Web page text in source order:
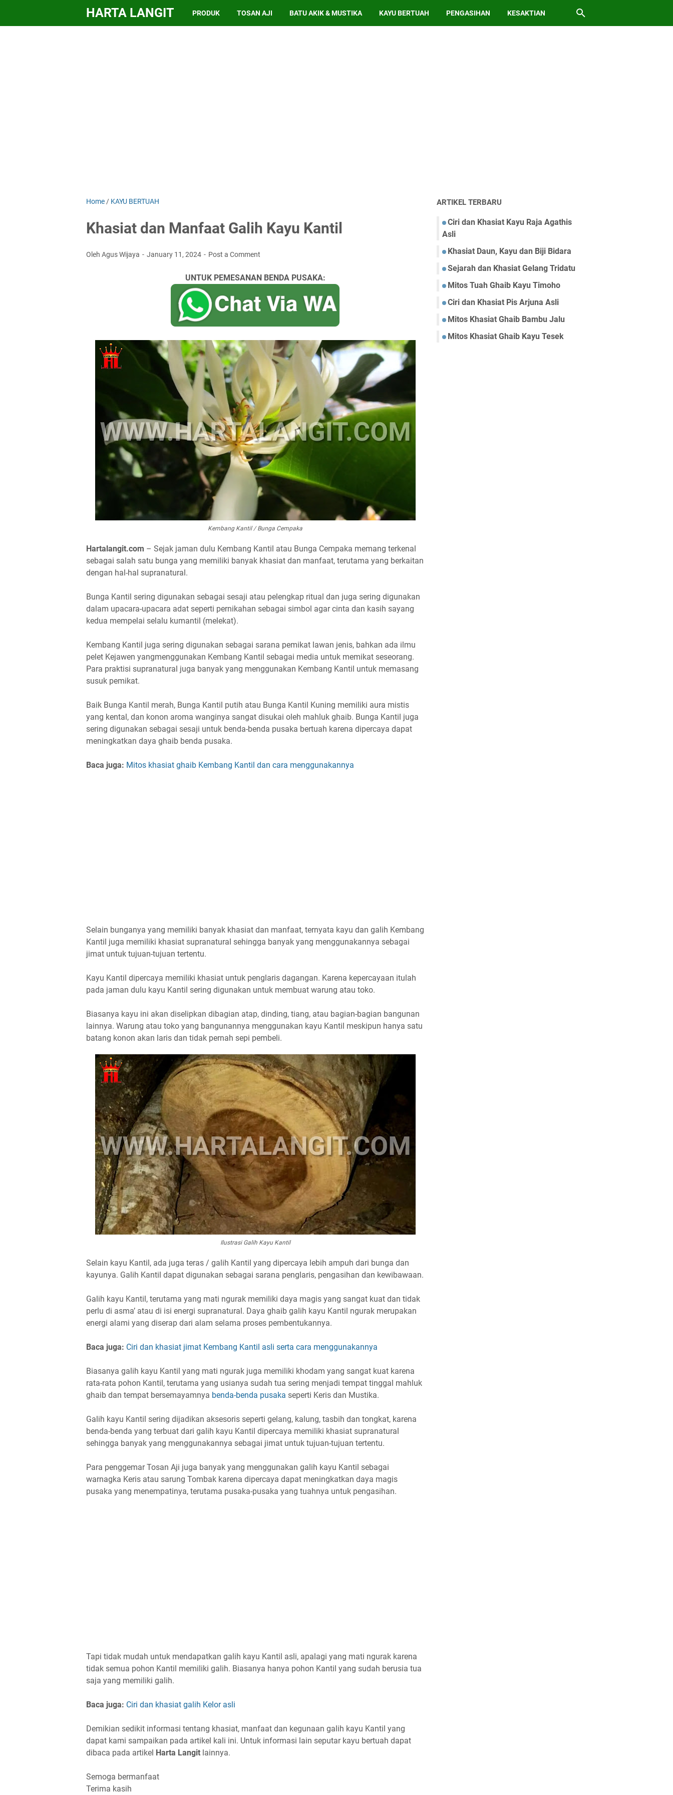
HARTA LANGIT PRODUK TOSAN AJI BATU AKIK & MUSTIKA KAYU BERTUAH PENGASIHAN KESAKTIAN
Home / KAYU BERTUAH
Khasiat dan Manfaat Galih Kayu Kantil
Oleh Agus Wijaya January 11, 2024 Post a Comment
UNTUK PEMESANAN BENDA PUSAKA:
Kembang Kantil / Bunga Cempaka
Hartalangit.com – Sejak jaman dulu Kembang Kantil atau Bunga Cempaka memang terkenal
sebagai salah satu bunga yang memiliki banyak khasiat dan manfaat, terutama yang berkaitan
dengan hal-hal supranatural.
Bunga Kantil sering digunakan sebagai sesaji atau pelengkap ritual dan juga sering digunakan
dalam upacara-upacara adat seperti pernikahan sebagai simbol agar cinta dan kasih sayang
kedua mempelai selalu kumantil (melekat).
Kembang Kantil juga sering digunakan sebagai sarana pemikat lawan jenis, bahkan ada ilmu
pelet Kejawen yangmenggunakan Kembang Kantil sebagai media untuk memikat seseorang.
Para praktisi supranatural juga banyak yang menggunakan Kembang Kantil untuk memasang
susuk pemikat.
Baik Bunga Kantil merah, Bunga Kantil putih atau Bunga Kantil Kuning memiliki aura mistis
yang kental, dan konon aroma wanginya sangat disukai oleh mahluk ghaib. Bunga Kantil juga
sering digunakan sebagai sesaji untuk benda-benda pusaka bertuah karena dipercaya dapat
meningkatkan daya ghaib benda pusaka.
Baca juga: Mitos khasiat ghaib Kembang Kantil dan cara menggunakannya
Selain bunganya yang memiliki banyak khasiat dan manfaat, ternyata kayu dan galih Kembang
Kantil juga memiliki khasiat supranatural sehingga banyak yang menggunakannya sebagai
jimat untuk tujuan-tujuan tertentu.
Kayu Kantil dipercaya memiliki khasiat untuk penglaris dagangan. Karena kepercayaan itulah
pada jaman dulu kayu Kantil sering digunakan untuk membuat warung atau toko.
Biasanya kayu ini akan diselipkan dibagian atap, dinding, tiang, atau bagian-bagian bangunan
lainnya. Warung atau toko yang bangunannya menggunakan kayu Kantil meskipun hanya satu
batang konon akan laris dan tidak pernah sepi pembeli.
Ilustrasi Galih Kayu Kantil
Selain kayu Kantil, ada juga teras / galih Kantil yang dipercaya lebih ampuh dari bunga dan
kayunya. Galih Kantil dapat digunakan sebagai sarana penglaris, pengasihan dan kewibawaan.
Galih kayu Kantil, terutama yang mati ngurak memiliki daya magis yang sangat kuat dan tidak
perlu di asma’ atau di isi energi supranatural. Daya ghaib galih kayu Kantil ngurak merupakan
energi alami yang diserap dari alam selama proses pembentukannya.
Baca juga: Ciri dan khasiat jimat Kembang Kantil asli serta cara menggunakannya
Biasanya galih kayu Kantil yang mati ngurak juga memiliki khodam yang sangat kuat karena
rata-rata pohon Kantil, terutama yang usianya sudah tua sering menjadi tempat tinggal mahluk
ghaib dan tempat bersemayamnya benda-benda pusaka seperti Keris dan Mustika.
Galih kayu Kantil sering dijadikan aksesoris seperti gelang, kalung, tasbih dan tongkat, karena
benda-benda yang terbuat dari galih kayu Kantil dipercaya memiliki khasiat supranatural
sehingga banyak yang menggunakannya sebagai jimat untuk tujuan-tujuan tertentu.
Para penggemar Tosan Aji juga banyak yang menggunakan galih kayu Kantil sebagai
warnagka Keris atau sarung Tombak karena dipercaya dapat meningkatkan daya magis
pusaka yang menempatinya, terutama pusaka-pusaka yang tuahnya untuk pengasihan.
Tapi tidak mudah untuk mendapatkan galih kayu Kantil asli, apalagi yang mati ngurak karena
tidak semua pohon Kantil memiliki galih. Biasanya hanya pohon Kantil yang sudah berusia tua
saja yang memiliki galih.
Baca juga: Ciri dan khasiat galih Kelor asli
Demikian sedikit informasi tentang khasiat, manfaat dan kegunaan galih kayu Kantil yang
dapat kami sampaikan pada artikel kali ini. Untuk informasi lain seputar kayu bertuah dapat
dibaca pada artikel Harta Langit lainnya.
Semoga bermanfaat
Terima kasih
ARTIKEL TERBARU
Ciri dan Khasiat Kayu Raja Agathis
Asli
Khasiat Daun, Kayu dan Biji Bidara
Sejarah dan Khasiat Gelang Tridatu
Mitos Tuah Ghaib Kayu Timoho
Ciri dan Khasiat Pis Arjuna Asli
Mitos Khasiat Ghaib Bambu Jalu
Mitos Khasiat Ghaib Kayu Tesek